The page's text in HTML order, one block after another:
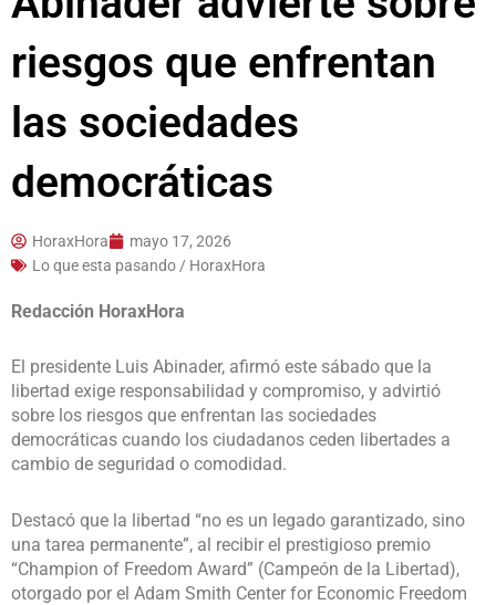
riesgos que enfrentan
las sociedades
democráticas
HoraxHora
mayo 17, 2026
Lo que esta pasando / HoraxHora
Redacción HoraxHora
El presidente Luis Abinader, afirmó este sábado que la
libertad exige responsabilidad y compromiso, y advirtió
sobre los riesgos que enfrentan las sociedades
democráticas cuando los ciudadanos ceden libertades a
cambio de seguridad o comodidad.
Destacó que la libertad “no es un legado garantizado, sino
una tarea permanente”, al recibir el prestigioso premio
“Champion of Freedom Award” (Campeón de la Libertad),
otorgado por el Adam Smith Center for Economic Freedom